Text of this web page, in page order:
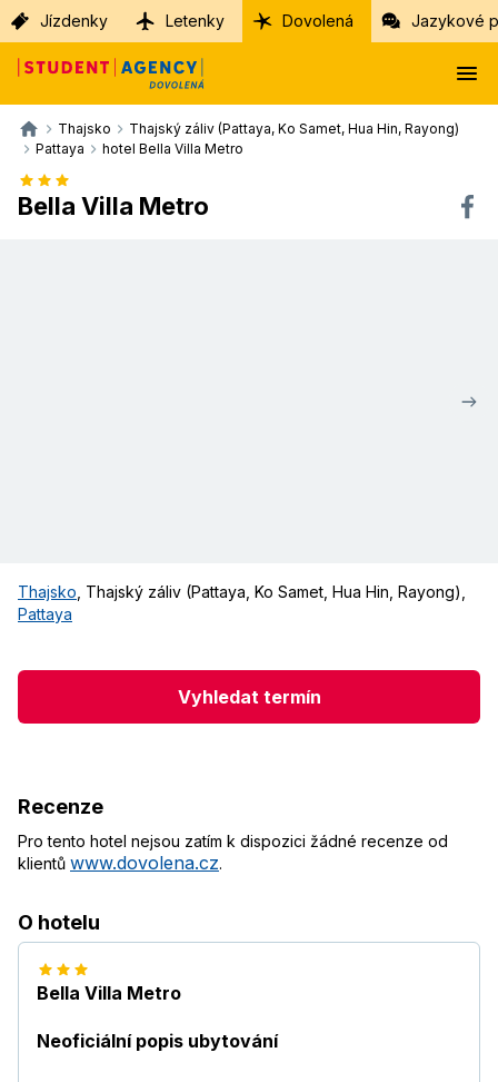
Jízdenky Letenky Dovolená Jazykové
Thajsko
Thajský záliv (Pattaya, Ko Samet, Hua Hin, Rayong)
Pattaya
hotel Bella Villa Metro
Bella Villa Metro
Thajsko Thajský záliv (Pattaya, Ko Samet, Hua Hin, Rayong)
Pattaya
Vyhledat termín
Recenze
Pro tento hotel nejsou zatím k dispozici žádné recenze od
klientů www.dovolena.cz.
O hotelu
Bella Villa Metro
Neoficiální popis ubytování